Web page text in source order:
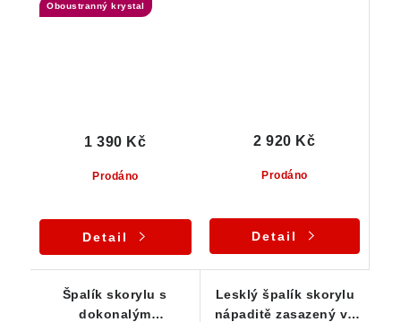
Oboustranný krystal
Prodáno
1 390 Kč
Detail
Prodáno
2 920 Kč
Detail
Špalík skorylu s
dokonalým
Lesklý špalík skorylu
nápaditě zasazený ve